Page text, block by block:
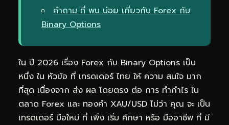
คำถาม ที่ พบ บ่อย เกี่ยวกับ Forex กับ
Binary Options
ใน ปี 2026 เรื่อง Forex กับ Binary Options เป็น
หนึ่ง ใน หัวข้อ ที่ เทรดเดอร์ ไทย ให้ ความ สนใจ มาก
ที่สุด เนื่องจาก ส่ง ผล โดยตรง ต่อ การ ทำกำไร ใน
ตลาด Forex และ ทองคำ XAU/USD ไม่ว่า คุณ จะ เป็น
เทรดเดอร์ มือใหม่ ที่ เพิ่ง เริ่ม ศึกษา หรือ มืออาชีพ ที่ มี